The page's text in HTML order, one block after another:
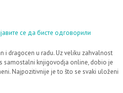
се да бисте одговорили
i dragocen u radu. Uz veliku zahvalnost
samostalni knjigovodja online, dobio je
Najpozitivnije je to što se svaki uloženi